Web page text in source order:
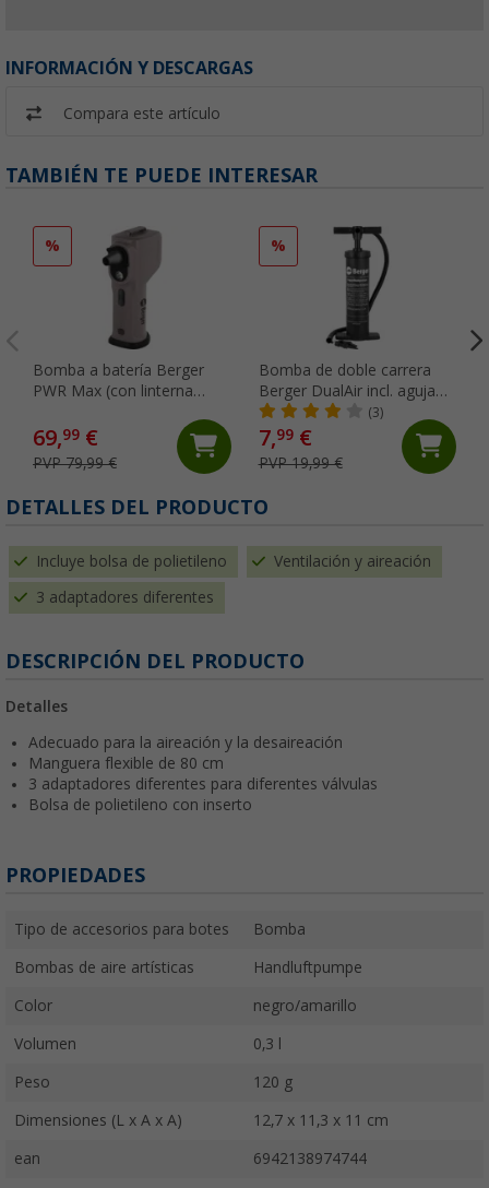
INFORMACIÓN Y DESCARGAS
Compara este artículo
TAMBIÉN TE PUEDE INTERESAR
%
Bomba a batería Berger
PWR Max (con linterna
69,99 €
PVP 79,99 €
%
Bomba de doble carrera
Berger DualAir incl. aguja
de válvula
(3)
7,99€
PVP 19,99 €
DETALLES DEL PRODUCTO
Incluye bolsa de polietileno Ventilación y aireación
3 adaptadores diferentes
DESCRIPCIÓN DEL PRODUCTO
Detalles
Adecuado para la aireación y la desaireación
Manguera flexible de 80 cm
3 adaptadores diferentes para diferentes válvulas
Bolsa de polietileno con inserto
PROPIEDADES
Tipo de accesorios para botes Bomba
Bombas de aire artísticas Handluftpumpe
Color negro/amarillo
Volumen 0,3 l
Peso 120 g
Dimensiones (L x A x A) 12,7 x 11,3 x 11 cm
ean 6942138974744